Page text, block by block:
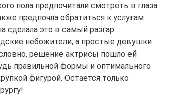
пола предпочитали смотреть в глаза
предпочла обратиться к услугам
сделала это в самый разгар
небожители, а простые девушки
решение актрисы пошло ей
правильной формы и оптимального
фигурой. Остается только